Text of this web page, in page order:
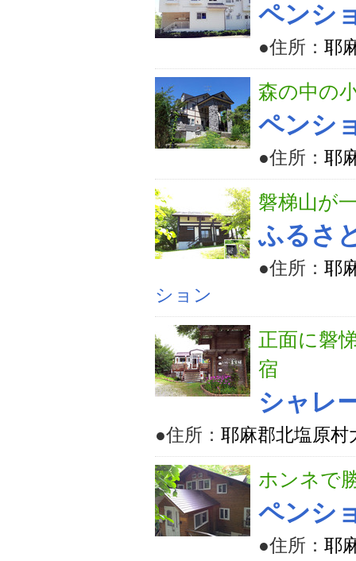
ペンシ
●住所： 耶
森の中の
ペンシ
●住所： 耶
磐梯山が
ふるさ
●住所： 耶
ション
正面に磐
宿
シャレ
●住所： 耶麻郡北塩原
ホンネで
ペンシ
●住所： 耶